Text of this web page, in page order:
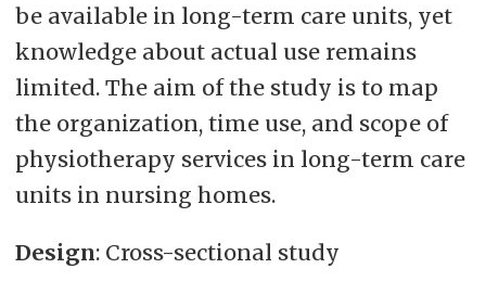
be available in long-term care units, yet
knowledge about actual use remains
limited. The aim of the study is to map
the organization, time use, and scope of
physiotherapy services in long-term care
units in nursing homes.
Design: Cross-sectional study